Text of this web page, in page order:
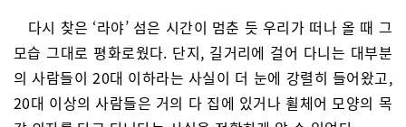
다시 찾은 ‘라야’ 섬은 시간이 멈춘 듯 우리가 떠나 올 때 그
모습 그대로 평화로웠다. 단지, 길거리에 걸어 다니는 대부분
의 사람들이 20대 이하라는 사실이 더 눈에 강렬히 들어왔고,
20대 이상의 사람들은 거의 다 집에 있거나 휠체어 모양의 목